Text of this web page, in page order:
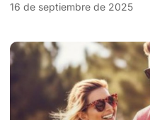
16 de septiembre de 2025